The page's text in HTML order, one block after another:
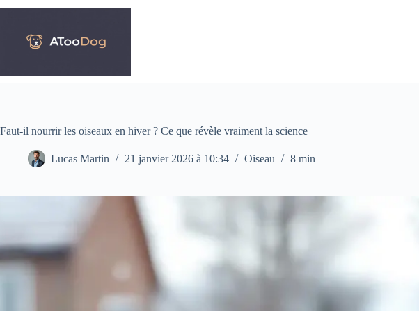
Passer
Faut-il nourrir les oiseaux en hiver ? Ce que révèle vraiment la science
Lucas Martin 21 janvier 2026 à 10:34 Oiseau 8 min